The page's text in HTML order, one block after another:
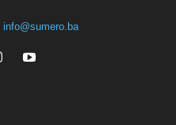
info@sumero.ba